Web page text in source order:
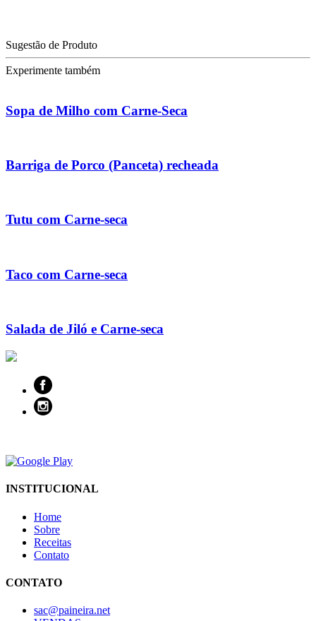
Sugestão de Produto
Experimente também
Sopa de Milho com Carne-Seca
Barriga de Porco (Panceta) recheada
Tutu com Carne-seca
Taco com Carne-seca
Salada de Jiló e Carne-seca
INSTITUCIONAL
Home
Sobre
Receitas
Contato
CONTATO
sac@paineira.net